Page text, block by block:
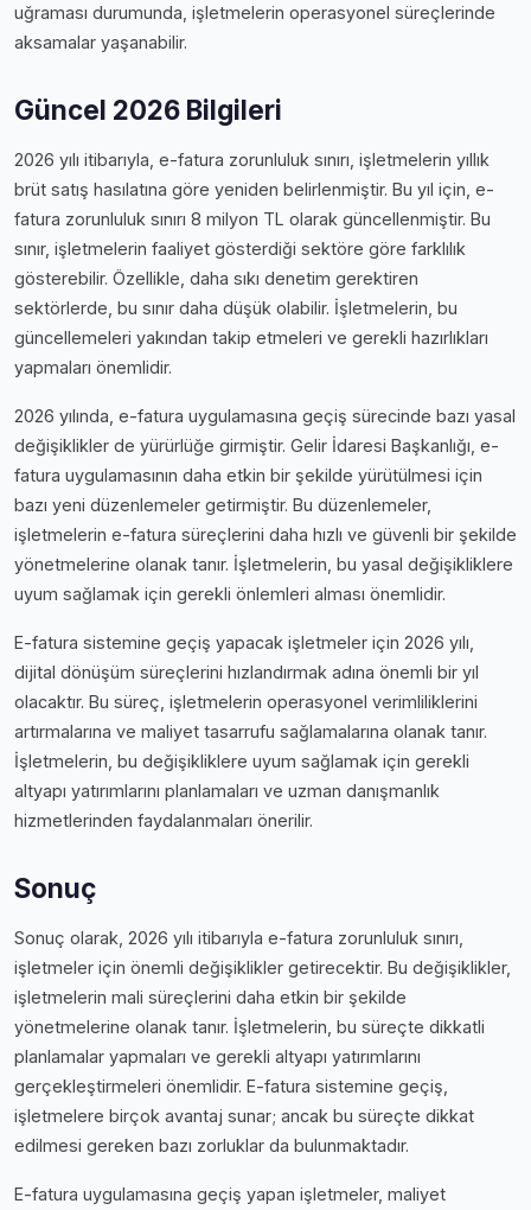
uğraması durumunda, işletmelerin operasyonel süreçlerinde
aksamalar yaşanabilir.
Güncel 2026 Bilgileri
2026 yılı itibarıyla, e-fatura zorunluluk sınırı, işletmelerin yıllık
brüt satış hasılatına göre yeniden belirlenmiştir. Bu yıl için, e-
fatura zorunluluk sınırı 8 milyon TL olarak güncellenmiştir. Bu
sınır, işletmelerin faaliyet gösterdiği sektöre göre farklılık
gösterebilir. Özellikle, daha sıkı denetim gerektiren
sektörlerde, bu sınır daha düşük olabilir. İşletmelerin, bu
güncellemeleri yakından takip etmeleri ve gerekli hazırlıkları
yapmaları önemlidir.
2026 yılında, e-fatura uygulamasına geçiş sürecinde bazı yasal
değişiklikler de yürürlüğe girmiştir. Gelir İdaresi Başkanlığı, e-
fatura uygulamasının daha etkin bir şekilde yürütülmesi için
bazı yeni düzenlemeler getirmiştir. Bu düzenlemeler,
işletmelerin e-fatura süreçlerini daha hızlı ve güvenli bir şekilde
yönetmelerine olanak tanır. İşletmelerin, bu yasal değişikliklere
uyum sağlamak için gerekli önlemleri alması önemlidir.
E-fatura sistemine geçiş yapacak işletmeler için 2026 yılı,
dijital dönüşüm süreçlerini hızlandırmak adına önemli bir yıl
olacaktır. Bu süreç, işletmelerin operasyonel verimliliklerini
artırmalarına ve maliyet tasarrufu sağlamalarına olanak tanır.
İşletmelerin, bu değişikliklere uyum sağlamak için gerekli
altyapı yatırımlarını planlamaları ve uzman danışmanlık
hizmetlerinden faydalanmaları önerilir.
Sonuç
Sonuç olarak, 2026 yılı itibarıyla e-fatura zorunluluk sınırı,
işletmeler için önemli değişiklikler getirecektir. Bu değişiklikler,
işletmelerin mali süreçlerini daha etkin bir şekilde
yönetmelerine olanak tanır. İşletmelerin, bu süreçte dikkatli
planlamalar yapmaları ve gerekli altyapı yatırımlarını
gerçekleştirmeleri önemlidir. E-fatura sistemine geçiş,
işletmelere birçok avantaj sunar; ancak bu süreçte dikkat
edilmesi gereken bazı zorluklar da bulunmaktadır.
E-fatura uygulamasına geçiş yapan işletmeler, maliyet